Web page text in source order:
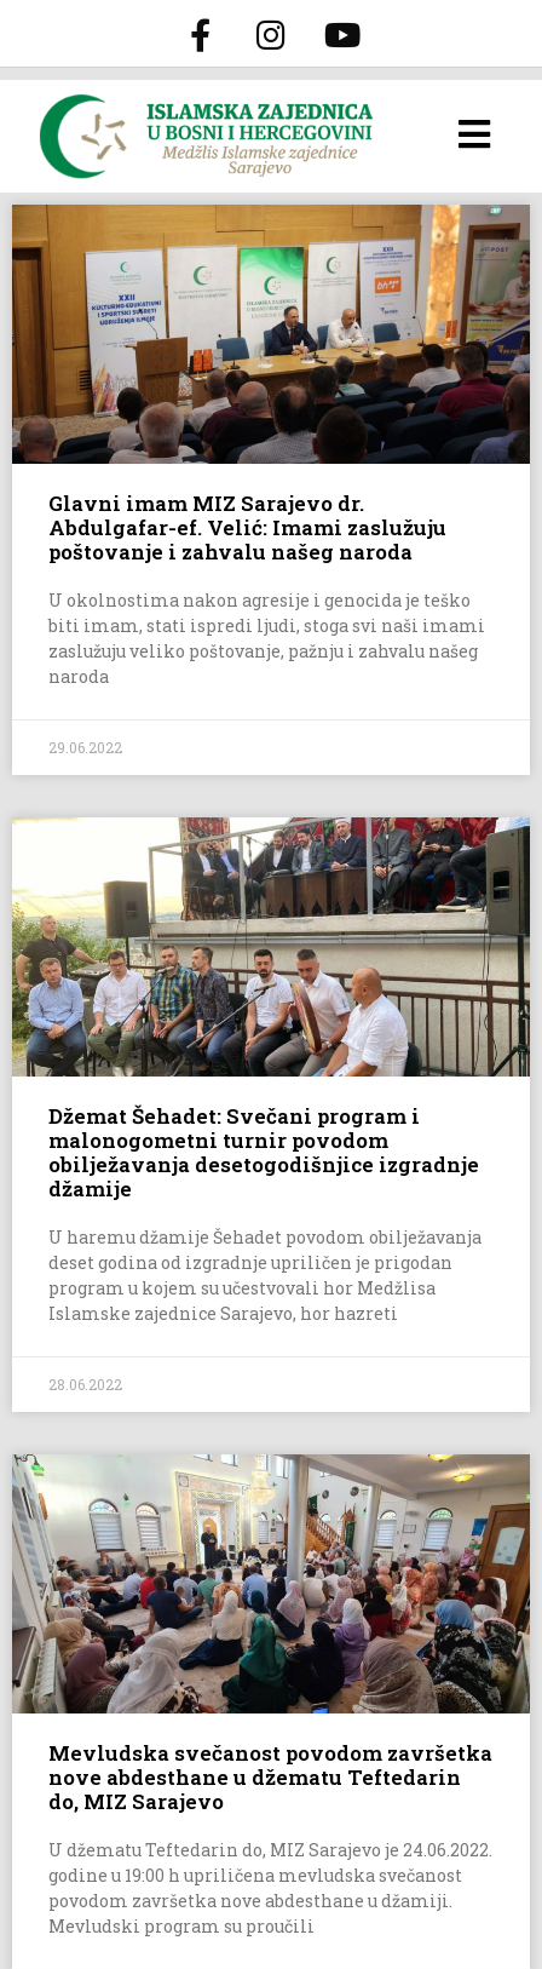
Glavni imam MIZ Sarajevo dr.
Abdulgafar-ef. Velić: Imami zaslužuju
poštovanje i zahvalu našeg naroda
U okolnostima nakon agresije i genocida je teško
biti imam, stati ispredi ljudi, stoga svi naši imami
zaslužuju veliko poštovanje, pažnju i zahvalu našeg
naroda
29.06.2022
Džemat Šehadet: Svečani program i
malonogometni turnir povodom
obilježavanja desetogodišnjice izgradnje
džamije
U haremu džamije Šehadet povodom obilježavanja
deset godina od izgradnje upriličen je prigodan
program u kojem su učestvovali hor Medžlisa
Islamske zajednice Sarajevo, hor hazreti
28.06.2022
Mevludska svečanost povodom završetka
nove abdesthane u džematu Teftedarin
do, MIZ Sarajevo
U džematu Teftedarin do, MIZ Sarajevo je 24.06.2022.
godine u 19:00 h upriličena mevludska svečanost
povodom završetka nove abdesthane u džamiji.
Mevludski program su proučili